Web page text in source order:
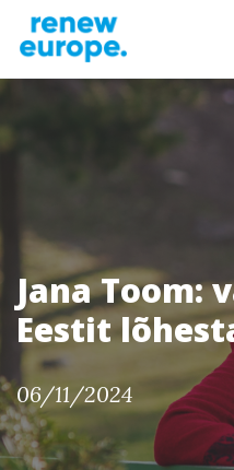
Jana Toom:
Eestit
06/11/2024